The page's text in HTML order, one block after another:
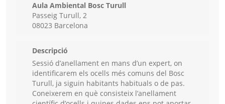
Aula Ambiental Bosc Turull
Passeig Turull, 2
08023 Barcelona
Descripció
Sessió d’anellament en mans d’un expert, on
identificarem els ocells més comuns del Bosc
Turull, ja siguin habitants habituals o de pas.
Coneixerem en què consisteix l’anellament